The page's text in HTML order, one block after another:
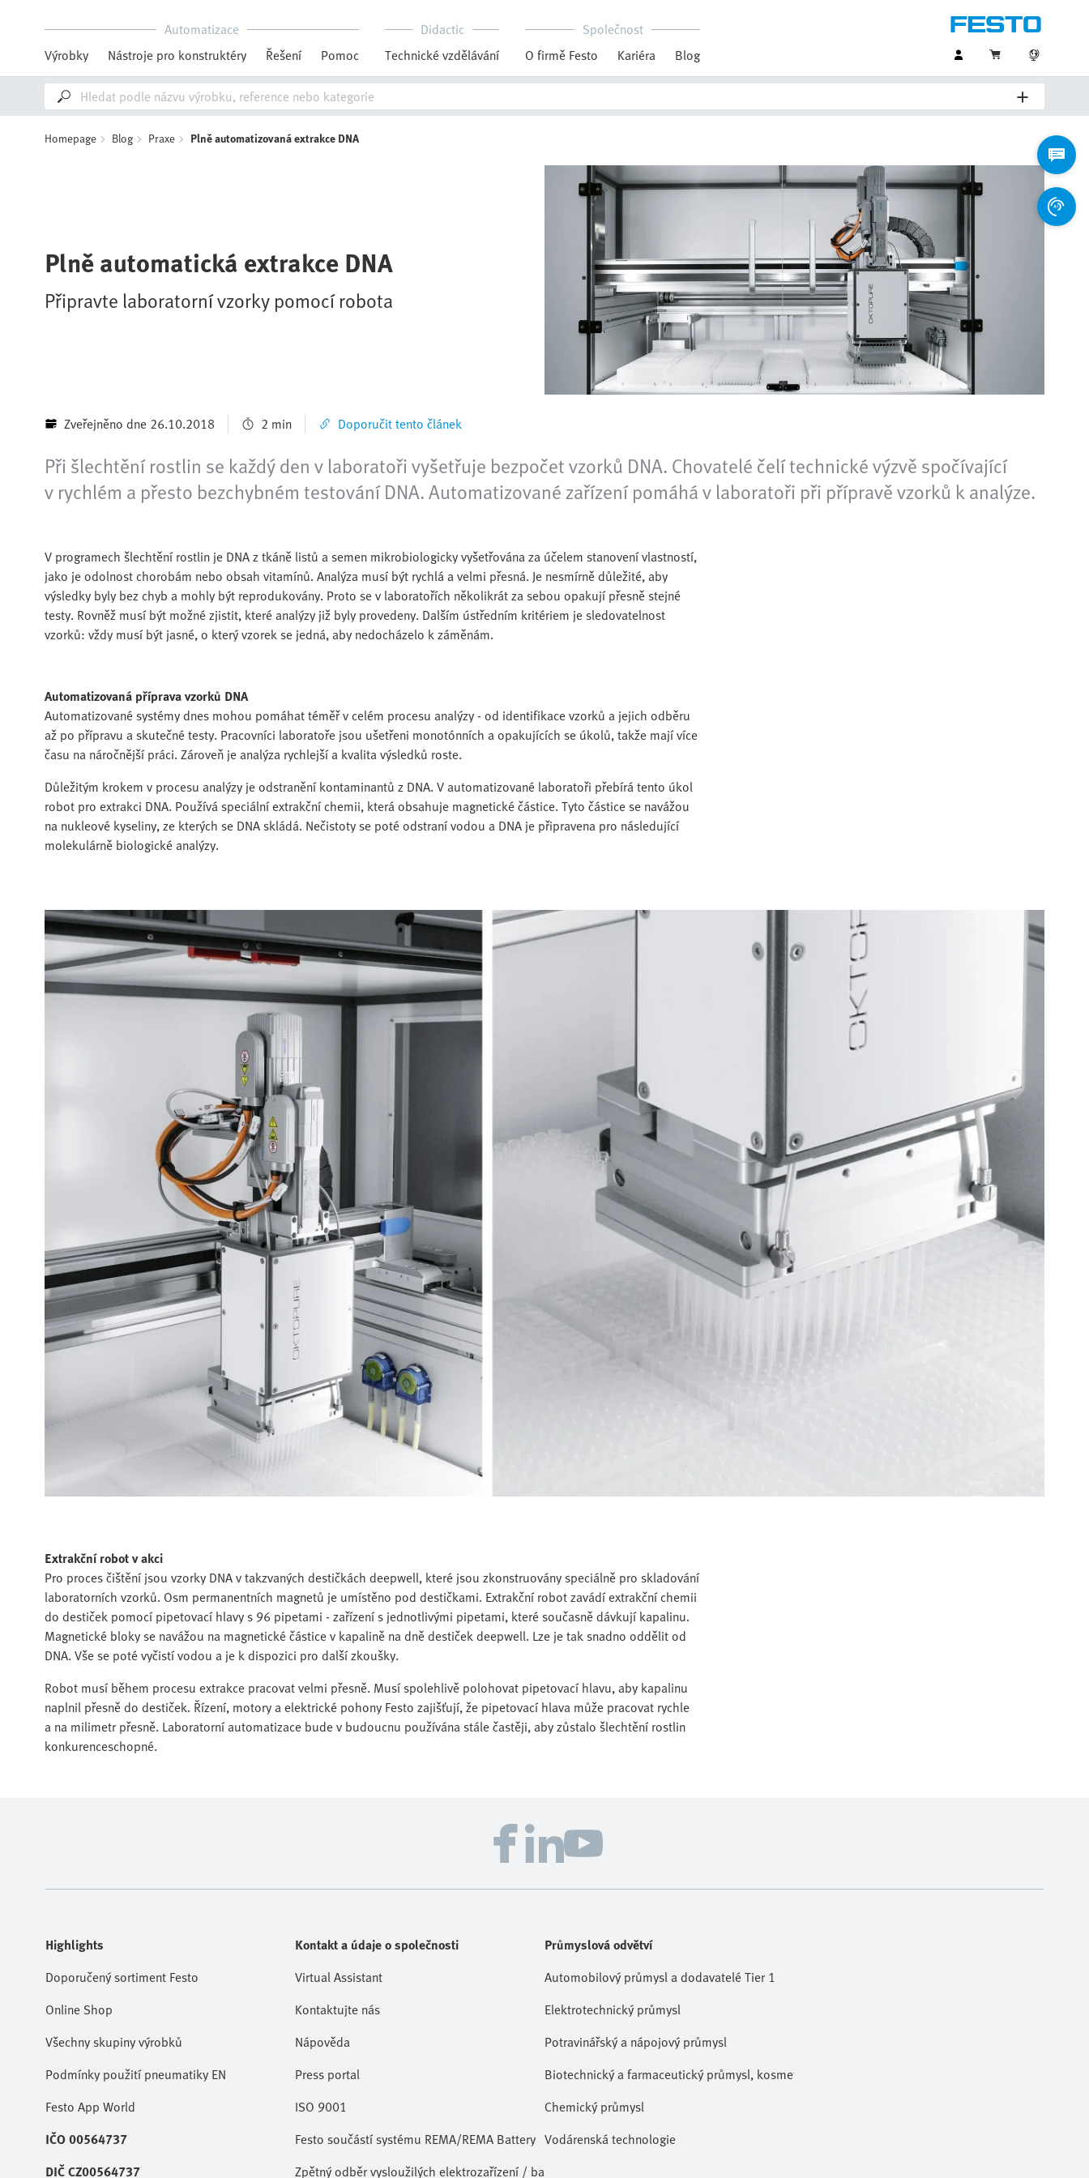
Automatizace
Výrobky
Nástroje pro konstruktéry Řešení Pomoc
Didactic
Technické vzdělávání
Společnost
O firmě Festo
Kariéra Blog
Homepage Blog Praxe Plně automatizovaná extrakce DNA
Plně automatická extrakce DNA
Připravte laboratorní vzorky pomocí robota
Zveřejněno dne 26.10.2018 2 min Doporučit tento článek
Při šlechtění rostlin se každý den v laboratoři vyšetřuje bezpočet vzorků DNA. Chovatelé čelí technické výzvě spočívající
v rychlém a přesto bezchybném testování DNA. Automatizované zařízení pomáhá v laboratoři při přípravě vzorků k analýze.
V programech šlechtění rostlin je DNA z tkáně listů a semen mikrobiologicky vyšetřována za účelem stanovení vlastností,
jako je odolnost chorobám nebo obsah vitamínů. Analýza musí být rychlá a velmi přesná. Je nesmírně důležité, aby
výsledky byly bez chyb a mohly být reprodukovány. Proto se v laboratořích několikrát za sebou opakují přesně stejné
testy. Rovněž musí být možné zjistit, které analýzy již byly provedeny. Dalším ústředním kritériem je sledovatelnost
vzorků: vždy musí být jasné, o který vzorek se jedná, aby nedocházelo k záměnám.
Automatizovaná příprava vzorků DNA
Automatizované systémy dnes mohou pomáhat téměř v celém procesu analýzy - od identifikace vzorků a jejich odběru
až po přípravu a skutečné testy. Pracovníci laboratoře jsou ušetřeni monotónních a opakujících se úkolů, takže mají více
času na náročnější práci. Zároveň je analýza rychlejší a kvalita výsledků roste.
Důležitým krokem v procesu analýzy je odstranění kontaminantů z DNA. V automatizované laboratoři přebírá tento úkol
robot pro extrakci DNA. Používá speciální extrakční chemii, která obsahuje magnetické částice. Tyto částice se navážou
na nukleové kyseliny, ze kterých se DNA skládá. Nečistoty se poté odstraní vodou a DNA je připravena pro následující
molekulárně biologické analýzy.
Extrakční robot v akci
Pro proces čištění jsou vzorky DNA v takzvaných destičkách deepwell, které jsou zkonstruovány speciálně pro skladování
laboratorních vzorků. Osm permanentních magnetů je umístěno pod destičkami. Extrakční robot zavádí extrakční chemii
do destiček pomocí pipetovací hlavy s 96 pipetami - zařízení s jednotlivými pipetami, které současně dávkují kapalinu.
Magnetické bloky se navážou na magnetické částice v kapalině na dně destiček deepwell. Lze je tak snadno oddělit od
DNA. Vše se poté vyčistí vodou a je k dispozici pro další zkoušky.
Robot musí během procesu extrakce pracovat velmi přesně. Musí spolehlivě polohovat pipetovací hlavu, aby kapalinu
naplnil přesně do destiček. Řízení, motory a elektrické pohony Festo zajišťují, že pipetovací hlava může pracovat rychle
a na milimetr přesně. Laboratorní automatizace bude v budoucnu používána stále častěji, aby zůstalo šlechtění rostlin
konkurenceschopné.
Highlights
Doporučený sortiment Festo
Online Shop
Všechny skupiny výrobků
Podmínky použití pneumatiky EN
Festo App World
IČO 00564737
DIČ CZ00564737
Kontakt a údaje o společnosti
Virtual Assistant
Kontaktujte nás
Nápověda
Press portal
ISO 9001
Festo součástí systému REMA/REMA Battery
Zpětný odběr vysloužilých elektrozařízení / baterií
Průmyslová odvětví
Automobilový průmysl a dodavatelé Tier 1
Elektrotechnický průmysl
Potravinářský a nápojový průmysl
Biotechnický a farmaceutický průmysl, kosmetika
Chemický průmysl
Vodárenská technologie